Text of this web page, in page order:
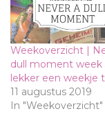
Weekoverzicht |
dull moment week
lekker een weekje
11 augustus 2019
In "Weekoverzicht"